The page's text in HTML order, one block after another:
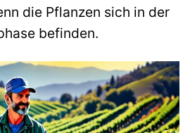
die Pflanzen sich in der
befinden.